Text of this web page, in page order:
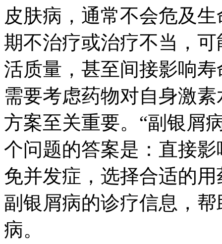
皮肤病，通常不会危及
期不治疗或治疗不当，
活质量，甚至间接影响
需要考虑药物对自身激
方案至关重要。“副银屑
个问题的答案是：直接
免并发症，选择合适的
副银屑病的诊疗信息，
病。